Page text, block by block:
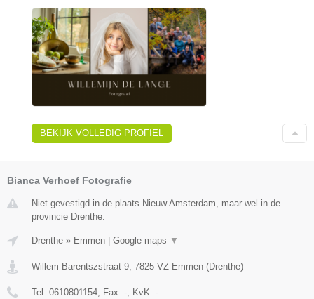
BEKIJK VOLLEDIG PROFIEL
Bianca Verhoef Fotografie
Niet gevestigd in de plaats Nieuw Amsterdam, maar wel in de
provincie Drenthe.
Drenthe » Emmen Google maps ▼
Willem Barentszstraat 9, 7825 VZ Emmen (Drenthe)
Tel: 0610801154, Fax: -, KvK: -